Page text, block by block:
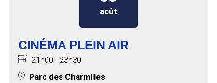
août
CINÉMA PLEIN AIR
Horaires :
21h00 - 23h30
Lieu de l'événement :
Parc des Charmilles